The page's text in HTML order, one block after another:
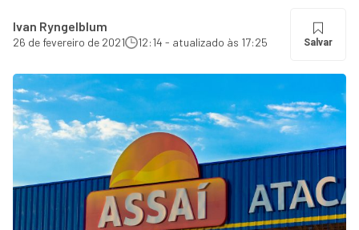
Ivan Ryngelblum
26 de fevereiro de 2021 12:14 - atualizado às 17:25 Salvar